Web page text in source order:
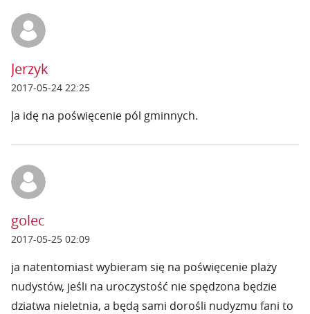
Jerzyk
2017-05-24 22:25
Ja idę na poświęcenie pól gminnych.
golec
2017-05-25 02:09
ja natentomiast wybieram się na poświęcenie plaży
nudystów, jeśli na uroczystość nie spędzona będzie
dziatwa nieletnia, a będą sami dorośli nudyzmu fani to